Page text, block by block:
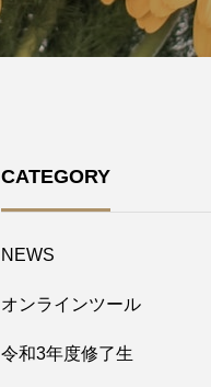
CATEGORY
NEWS
オンラインツール
令和3年度修了生